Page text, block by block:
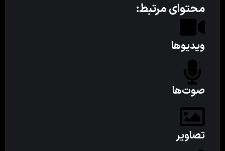
محتوای مرتبط:
ویدیوها
صوت‌ها
تصاویر